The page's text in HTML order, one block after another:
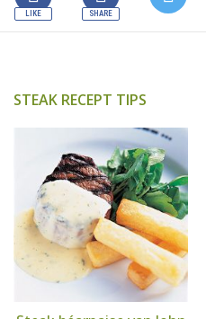
STEAK RECEPT TIPS